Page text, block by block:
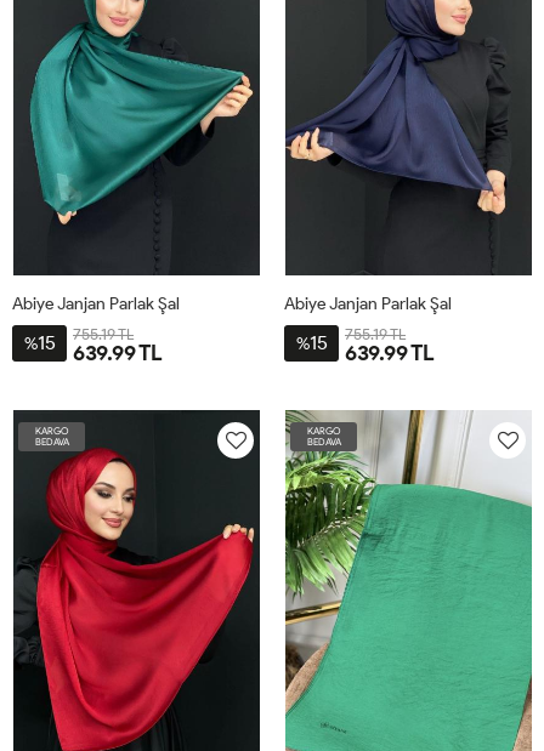
Abiye Janjan Parlak Şal
%15 755.19 TL
639.99 TL
Abiye Janjan Parlak Şal
%15 755.19 TL
639.99 TL
KARGO
BEDAVA
KARGO
BEDAVA